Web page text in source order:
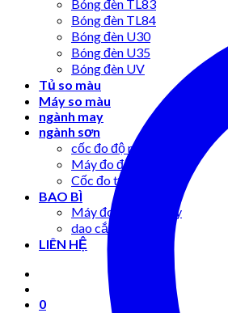
Bóng đèn TL83
Bóng đèn TL84
Bóng đèn U30
Bóng đèn U35
Bóng đèn UV
Tủ so màu
Máy so màu
ngành may
ngành sơn
cốc đo độ nhớt
Máy đo độ bóng
Cốc đo tỷ trọng
BAO BÌ
Máy đo độ bục giấy
dao cắt mẫu giấy
LIÊN HỆ
0